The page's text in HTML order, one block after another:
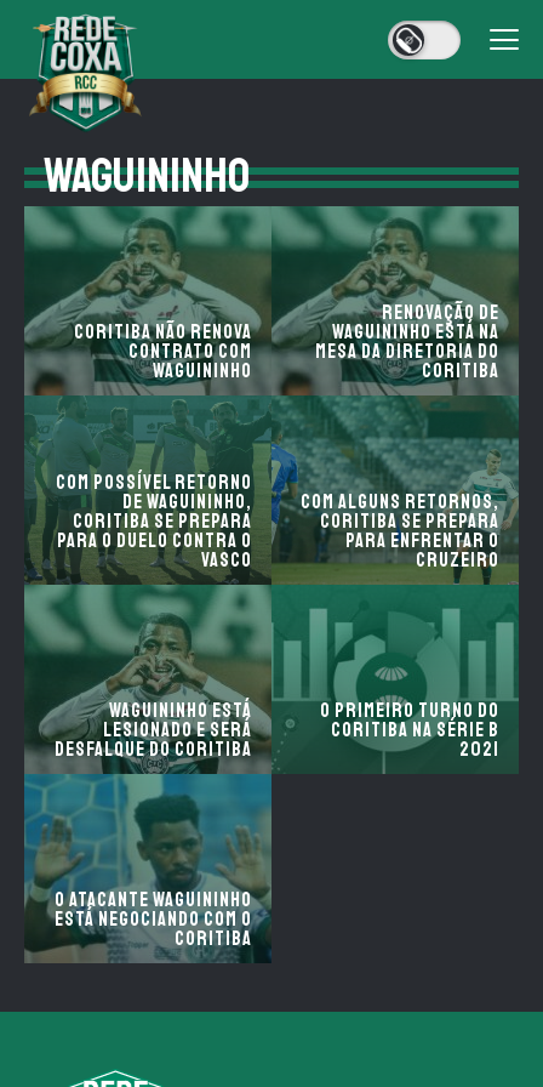
WAGUININHO
Coritiba não renova
contrato com
Waguininho
Renovação de
Waguininho está na
mesa da diretoria do
Coritiba
Com possível retorno
de Waguininho,
Coritiba se prepara
para o duelo contra o
Vasco
Com alguns retornos,
Coritiba se prepara
para enfrentar o
Cruzeiro
Waguininho está
lesionado e será
desfalque do Coritiba
O primeiro turno do
Coritiba na série B
2021
O atacante Waguininho
está negociando com o
Coritiba